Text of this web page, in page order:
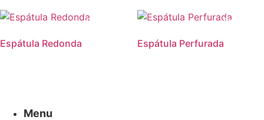
Promoção!
Espátula Redonda Espátula Perfurada
Menu